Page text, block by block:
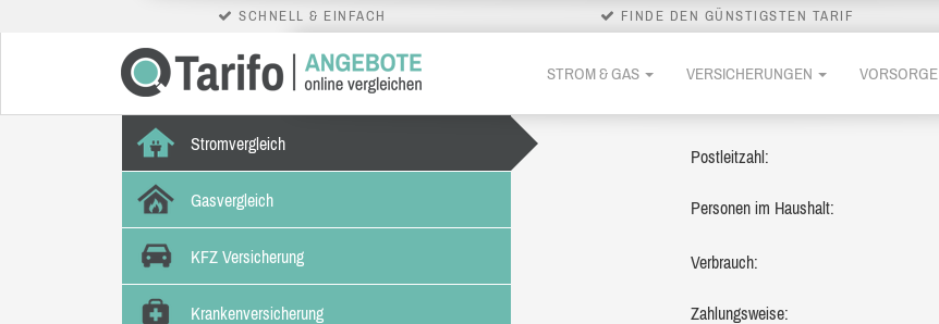
SCHNELL & EINFACH FINDE DEN GÜNSTIGSTEN TARIF
STROM & GAS VERSICHERUNGEN VORSORGE
Stromvergleich
Gasvergleich
KFZ Versicherung
Krankenversicherung
Postleitzahl:
Personen im Haushalt:
Verbrauch:
Zahlungsweise: